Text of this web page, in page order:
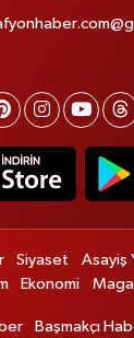
Siyaset Asayiş
Ekonomi
Başmakçı